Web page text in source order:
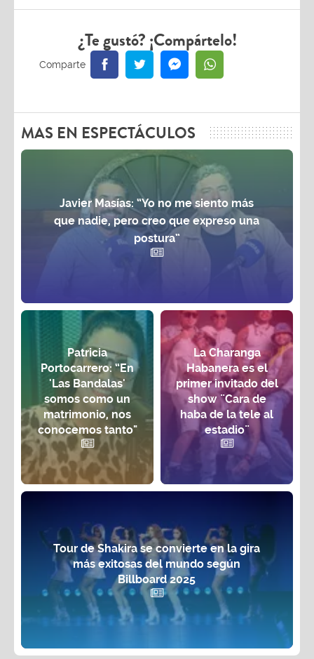
¿Te gustó? ¡Compártelo!
MAS EN ESPECTÁCULOS
Javier Masías: “Yo no me siento más
que nadie, pero creo que expreso una
postura”
Patricia
Portocarrero: “En
'Las Bandalas'
somos como un
matrimonio, nos
conocemos tanto"
La Charanga
Habanera es el
primer invitado del
show ¨Cara de
haba de la tele al
estadio¨
Tour de Shakira se convierte en la gira
más exitosas del mundo según
Billboard 2025